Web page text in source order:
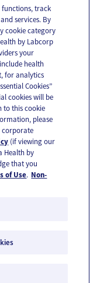
our Terms of Use and
functions, track
services. By
cookie category
by Labcorp
your
health
for analytics
Cookies”
cookies will be
to this cookie
please
corporate
(if viewing our
Health by
that you
of Use. Non-